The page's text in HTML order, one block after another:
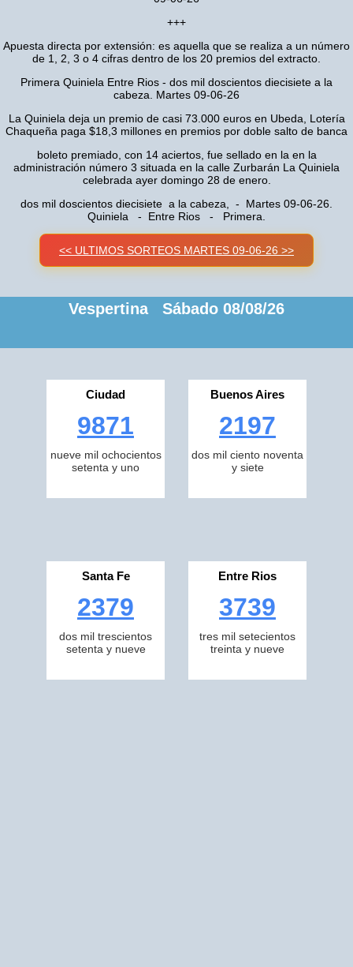
+++
Apuesta directa por extensión: es aquella que se realiza a un número
de 1, 2, 3 o 4 cifras dentro de los 20 premios del extracto.
Primera Quiniela Entre Rios - dos mil doscientos diecisiete a la
cabeza. Martes 09-06-26
La Quiniela deja un premio de casi 73.000 euros en Ubeda, Lotería
Chaqueña paga $18,3 millones en premios por doble salto de banca
boleto premiado, con 14 aciertos, fue sellado en la en la
administración número 3 situada en la calle Zurbarán La Quiniela
celebrada ayer domingo 28 de enero.
dos mil doscientos diecisiete a la cabeza, - Martes 09-06-26.
Quiniela - Entre Rios - Primera.
<< ULTIMOS SORTEOS MARTES 09-06-26 >>
Vespertina Sábado 08/08/26
Ciudad
9871
nueve mil ochocientos
setenta y uno
Buenos Aires
2197
dos mil ciento noventa
y siete
Santa Fe
2379
dos mil trescientos
setenta y nueve
Entre Rios
3739
tres mil setecientos
treinta y nueve